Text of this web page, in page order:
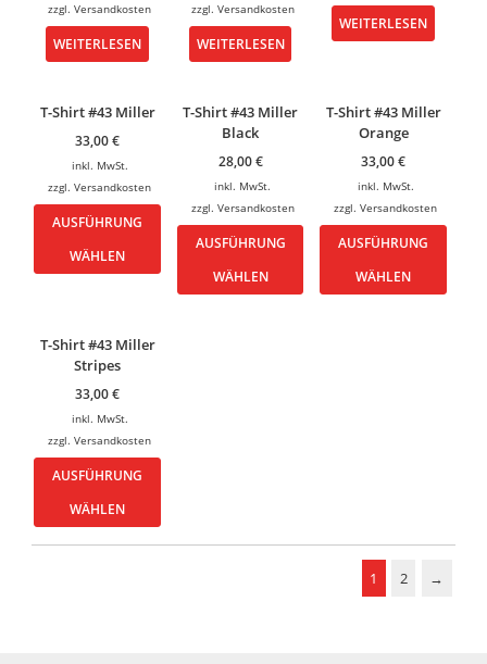
zzgl.Versandkosten
WEITERLESEN
zzgl. Versandkosten
WEITERLESEN
WEITERLESEN
T-Shirt #43 Miller
33,00€
inkl. MwSt.
zzgl.Versandkosten
AUSFÜHRUNG
WÄHLEN
T-Shirt #43 Miller
Black
28,00€
inkl. MwSt.
zzgl. Versandkosten
AUSFÜHRUNG
WÄHLEN
T-Shirt #43 Miller
Orange
33,00€
inkl. MwSt.
zzgl.Versandkosten
AUSFÜHRUNG
WÄHLEN
T-Shirt #43 Miller
Stripes
33,00€
inkl. MwSt.
zzgl.Versandkosten
AUSFÜHRUNG
WÄHLEN
1 2 →